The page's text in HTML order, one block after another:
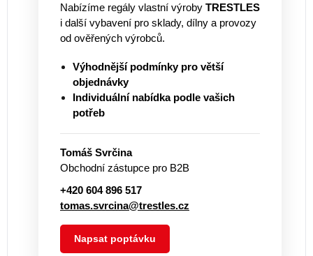
Nabízíme regály vlastní výroby TRESTLES
i další vybavení pro sklady, dílny a provozy
od ověřených výrobců.
Výhodnější podmínky pro větší
objednávky
Individuální nabídka podle vašich
potřeb
Tomáš Svrčina
Obchodní zástupce pro B2B
+420 604 896 517
tomas.svrcina@trestles.cz
Napsat poptávku